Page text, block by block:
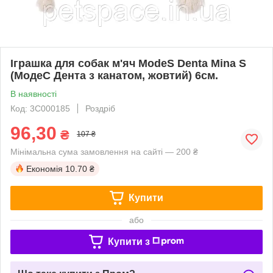
Іграшка для собак м'яч ModeS Denta Mina S
(МодеС Дента з канатом, жовтий) 6см.
В наявності
Код: 3C000185
Роздріб
96,30 ₴ 107 ₴
Мінімальна сума замовлення на сайті — 200 ₴
Економія 10.70 ₴
Купити
або
Купити з